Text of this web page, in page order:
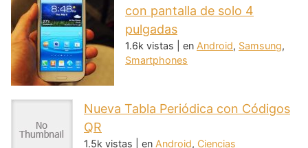
con pantalla de solo 4
pulgadas
1.6k vistas en Android, Samsung,
Smartphones
Nueva Tabla Periódica con Códigos
QR
1.5k vistas en Android, Ciencias